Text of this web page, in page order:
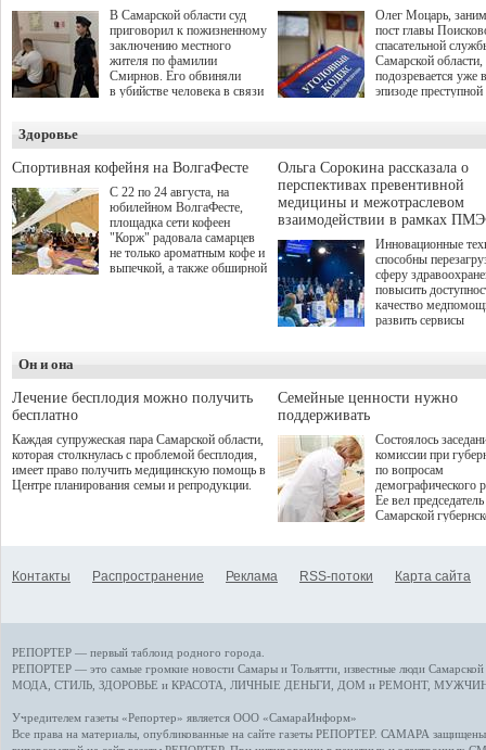
В Самарской области суд
приговорил к пожизненному
заключению местного
жителя по фамилии
Смирнов. Его обвиняли
в убийстве человека в связи
Олег Моцарь,
пост главы
спасательной
Самарской области,
подозревается уже
эпизоде преступной
а сам он
Здоровье
Спортивная кофейня на ВолгаФесте
С 22 по 24 августа, на
юбилейном ВолгаФесте,
площадка сети кофеен
"Корж" радовала самарцев
не только ароматным кофе и
выпечкой, а также обширной
Ольга Сорокина рассказала о
перспективах превентивной
медицины и межотраслевом
взаимодействии в рамках
Инновационные
способны
сферу
повысить
качество
развить сервисы
определенными
К ним можно
возникающие при
данными
более динамичного
проникновения
сегмент
отраслевое
рассказала Ольга
ходе сессии
качества жизни" в
ПМЭФ 2025. В
РФ Михаил
представители
Он и она
Лечение бесплодия можно получить
бесплатно
Каждая супружеская пара Самарской области,
которая столкнулась с проблемой бесплодия,
имеет право получить медицинскую помощь в
Центре планирования семьи и репродукции.
Семейные ценности нужно
поддерживать
Состоялось
комиссии при
по вопросам
демографического
Ее вел председатель
Самарской
Контакты Распространение Реклама RSS-потоки Карта сайта
РЕПОРТЕР — первый таблоид родного города.
РЕПОРТЕР — это самые громкие новости Самары и Тольятти, известные люди
МОДА, СТИЛЬ ЗДОРОВЬЕ и КРАСОТА ЛИЧНЫЕ ДЕНЬГИ ДОМ и РЕМОНТ,
Учредителем газеты «Репортер» является ООО «СамараИнформ»
Все права на материалы, опубликованные на сайте газеты РЕПОРТЕР. САМАРА защищены.